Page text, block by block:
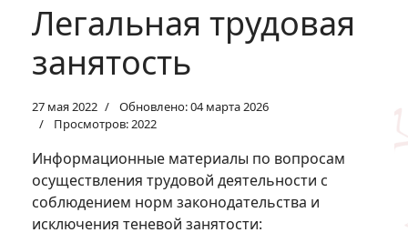
Легальная трудовая
занятость
27 мая 2022
Обновлено: 04 марта 2026
Просмотров: 2022
Информационные материалы по вопросам
осуществления трудовой деятельности с
соблюдением норм законодательства и
исключения теневой занятости: